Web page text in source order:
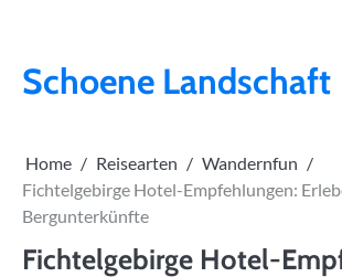
contentSchoene Landschaft
Home Reisearten
Wandernfun
Fichtelgebirge Hotel-Empfehlungen:
Bergunterkünfte
Fichtelgebirge Hotel-